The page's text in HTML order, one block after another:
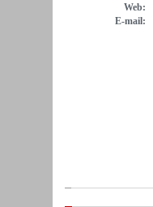
Web:
E-mail: